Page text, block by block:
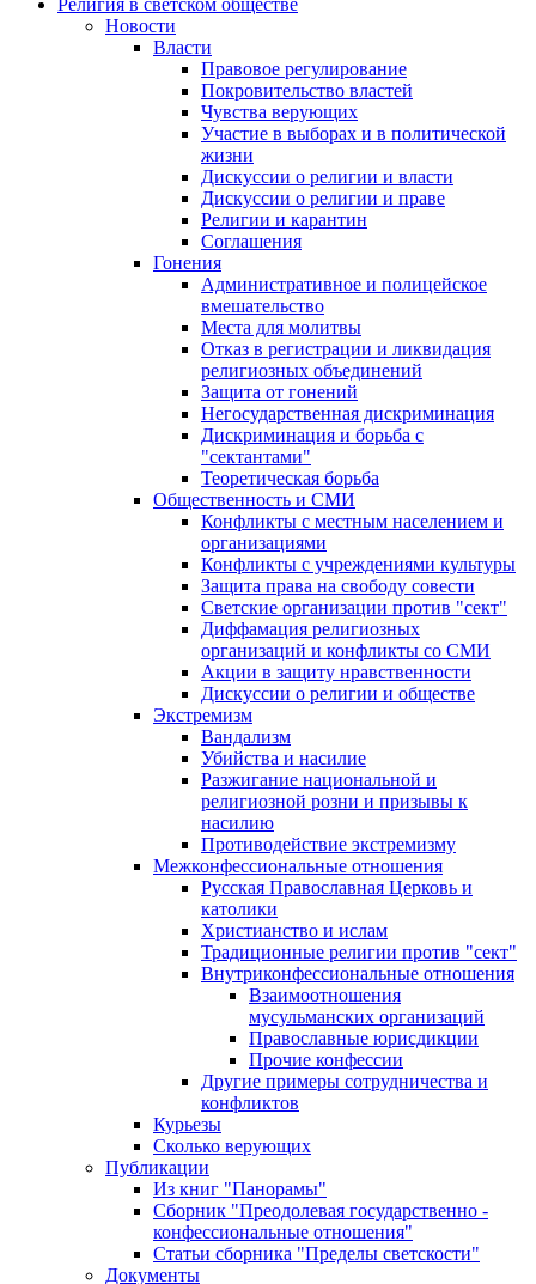
Религия в светском обществе
Новости
Власти
Правовое регулирование
Покровительство властей
Чувства верующих
Участие в выборах и в политической
жизни
Дискуссии о религии и власти
Дискуссии о религии и праве
Религии и карантин
Соглашения
Гонения
Административное и полицейское
вмешательство
Места для молитвы
Отказ в регистрации и ликвидация
религиозных объединений
Защита от гонений
Негосударственная дискриминация
Дискриминация и борьба с
"сектантами"
Теоретическая борьба
Общественность и СМИ
Конфликты с местным населением и
организациями
Конфликты с учреждениями культуры
Защита права на свободу совести
Светские организации против "сект"
Диффамация религиозных
организаций и конфликты со СМИ
Акции в защиту нравственности
Дискуссии о религии и обществе
Экстремизм
Вандализм
Убийства и насилие
Разжигание национальной и
религиозной розни и призывы к
насилию
Противодействие экстремизму
Межконфессиональные отношения
Русская Православная Церковь и
католики
Христианство и ислам
Традиционные религии против "сект"
Внутриконфессиональные отношения
Взаимоотношения
мусульманских организаций
Православные юрисдикции
Прочие конфессии
Другие примеры сотрудничества и
конфликтов
Курьезы
Сколько верующих
Публикации
Из книг "Панорамы"
Сборник "Преодолевая государственно -
конфессиональные отношения"
Статьи сборника "Пределы светскости"
Документы